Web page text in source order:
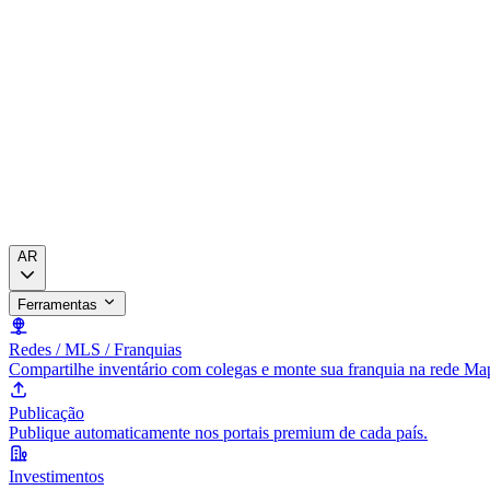
AR
Ferramentas
Redes / MLS / Franquias
Compartilhe inventário com colegas e monte sua franquia na rede
Publicação
Publique automaticamente nos portais premium de cada país.
Investimentos